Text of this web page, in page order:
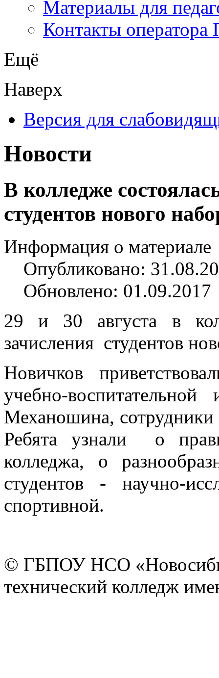
Материалы для
Контакты оператора
Ещё
Наверх
Версия для
Новости
В колледже
студентов нового
Информация о материале
Опубликовано:
Обновлено: 01.09.2017
29 и 30 августа в
зачисления студентов
Новичков
учебно-
Механошина, сотрудники
Ребята узнали о
колледжа, о
студентов - научно-
спортивной.
© ГБПОУ НСО
технический колледж